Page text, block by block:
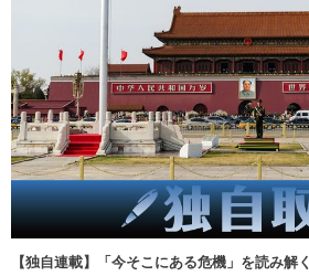
【独自連載】「今そこにある危機」を読み